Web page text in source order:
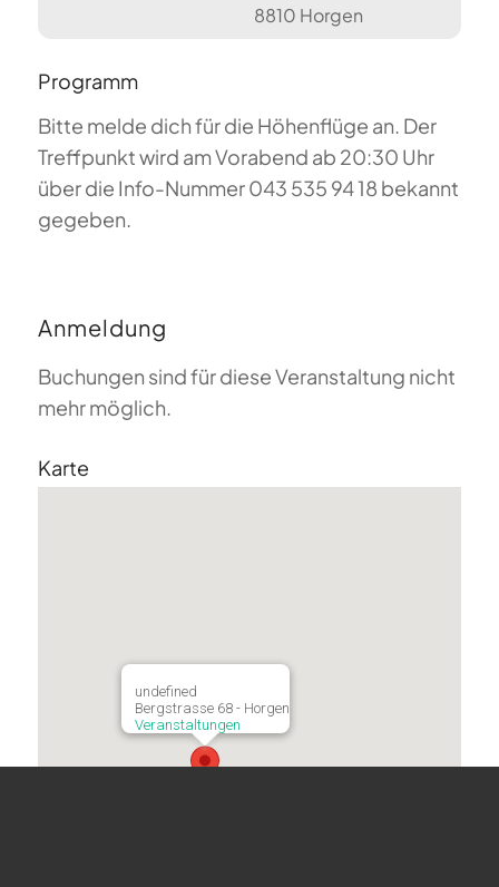
8810 Horgen
Programm
Bitte melde dich für die Höhenflüge an. Der
Treffpunkt wird am Vorabend ab 20:30 Uhr
über die Info-Nummer 043 535 94 18 bekannt
gegeben.
Anmeldung
Buchungen sind für diese Veranstaltung nicht
mehr möglich.
Karte
undefined
Bergstrasse 68 - Horgen
Veranstaltungen